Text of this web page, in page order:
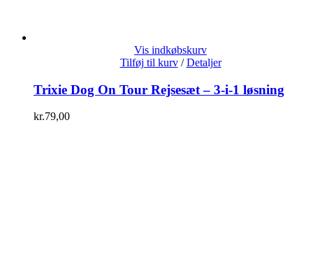
Vis indkøbskurv
Tilføj til kurv / Detaljer
Trixie Dog On Tour Rejsesæt – 3-i-1 løsning
kr.79,00